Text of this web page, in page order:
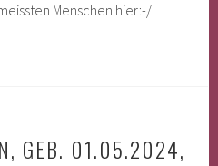
Menschen hier:-/
GEB. 01.05.2024,